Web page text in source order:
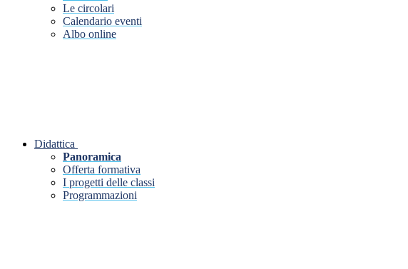
Le circolari
Calendario eventi
Albo online
Didattica
Panoramica
Offerta formativa
I progetti delle classi
Programmazioni